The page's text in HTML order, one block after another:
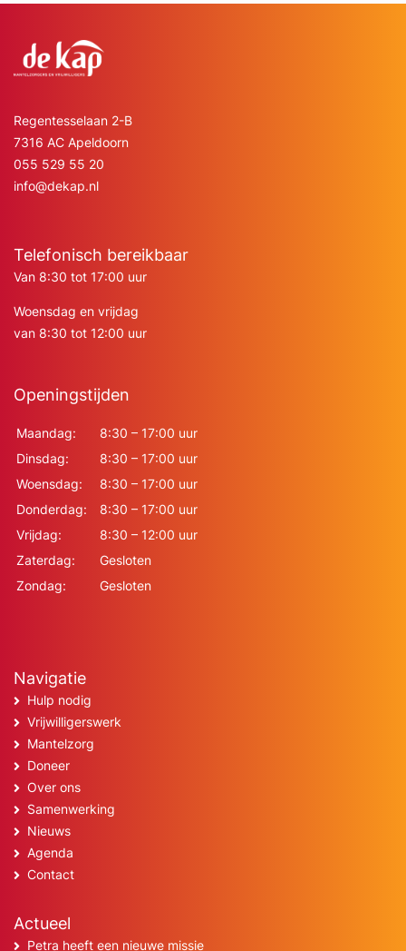
Regentesselaan 2-B
7316 AC Apeldoorn
055 529 55 20
info@dekap.nl
Telefonisch bereikbaar
Van 8:30 tot 17:00 uur
Woensdag en vrijdag
van 8:30 tot 12:00 uur
Openingstijden
Maandag:
8:30 – 17:00 uur
Dinsdag:
8:30 – 17:00 uur
Woensdag:
8:30 – 17:00 uur
Donderdag:
8:30 – 17:00 uur
Vrijdag:
8:30 – 12:00 uur
Zaterdag:
Gesloten
Zondag:
Gesloten
Navigatie
Hulp nodig
Vrijwilligerswerk
Mantelzorg
Doneer
Over ons
Samenwerking
Nieuws
Agenda
Contact
Actueel
Petra heeft een nieuwe missie